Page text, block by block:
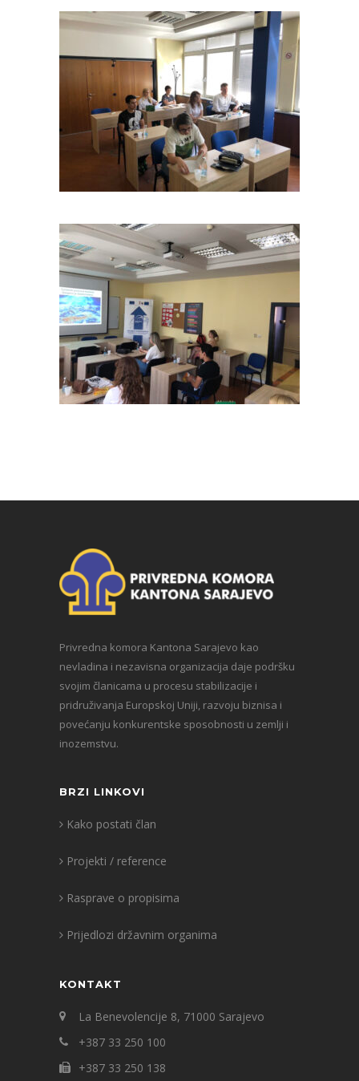
Privredna komora Kantona Sarajevo kao
nevladina i nezavisna organizacija daje podršku
svojim članicama u procesu stabilizacije i
pridruživanja Europskoj Uniji, razvoju biznisa i
povećanju konkurentske sposobnosti u zemlji i
inozemstvu.
BRZI LINKOVI
Kako postati član
Projekti / reference
Rasprave o propisima
Prijedlozi državnim organima
KONTAKT
La Benevolencije 8, 71000 Sarajevo
+387 33 250 100
+387 33 250 138